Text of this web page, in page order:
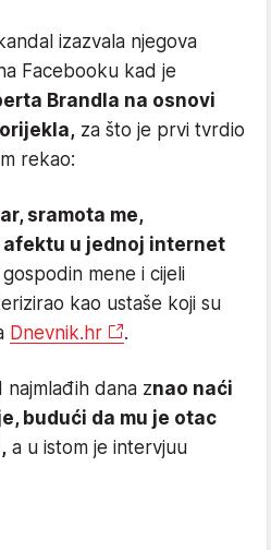
izazvala njegova
Facebooku kad je
Brandla na osnovi
za što je prvi tvrdio
rekao:
sramota me,
u jednoj internet
mene i cijeli
kao ustaše koji su
Dnevnik.hr .
najmlađih dana znao naći
budući da mu je otac
a u istom je intervjuu